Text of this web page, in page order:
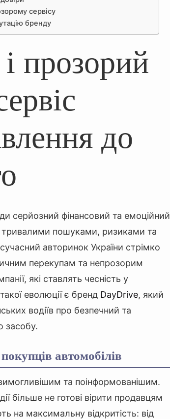
сервісу
бренду
прозорий
до
серйозний фінансовий та емоційний
тривалими пошуками, ризиками та
авторинок України стрімко
перекупам та непрозорим
які ставлять чесність у
еволюції є бренд DayDrive, який
водіїв про безпечний та
засобу.
автомобілів
та поінформованішим.
більше не готові вірити продавцям
на максимальну відкритість: від